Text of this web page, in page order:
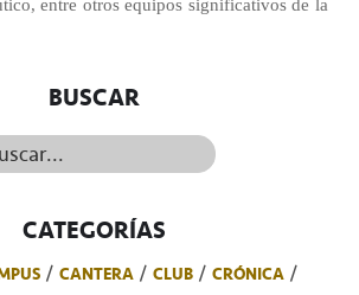
entre otros equipos significativos de la
BUSCAR
CATEGORÍAS
CANTERA CLUB
CRÓNICA